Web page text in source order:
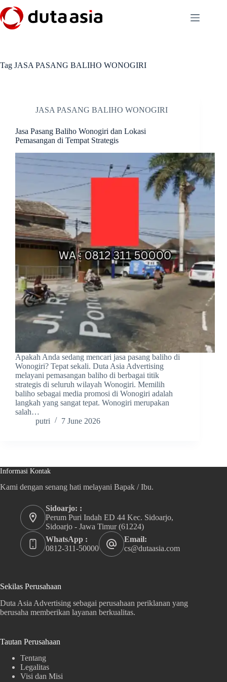
to
content
Tag JASA PASANG BALIHO WONOGIRI
JASA PASANG BALIHO WONOGIRI
Jasa Pasang Baliho Wonogiri dan Lokasi
Pemasangan di Tempat Strategis
Apakah Anda sedang mencari jasa pasang baliho di
Wonogiri? Tepat sekali. Duta Asia Advertising
melayani pemasangan baliho di berbagai titik
strategis di seluruh wilayah Wonogiri. Memilih
baliho sebagai media promosi di Wonogiri adalah
langkah yang sangat tepat. Wonogiri merupakan
salah…
putri
7 June 2026
Informasi Kontak
Kami dengan senang hati melayani Bapak / Ibu.
Sidoarjo: :
Perum Puri Indah ED 44 Kec. Sidoarjo,
Sidoarjo - Jawa Timur (61224)
WhatsApp :
0812-311-50000
Email:
cs@dutaasia.com
Sekilas Perusahaan
Duta Asia Advertising sebagai perusahaan periklanan yang
berusaha memberikan layanan berkualitas.
Tautan Perusahaan
Tentang
Legalitas
Visi dan Misi